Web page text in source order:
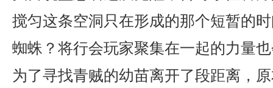
搅匀这条空洞只在形成的那个短暂的
蜘蛛？将行会玩家聚集在一起的力量
为了寻找青贼的幼苗离开了段距离，